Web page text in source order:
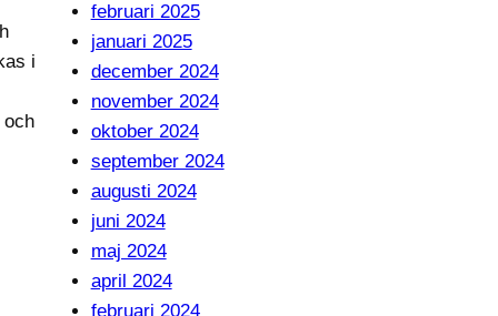
i
och
februari 2025
januari 2025
december 2024
november 2024
oktober 2024
september 2024
augusti 2024
juni 2024
maj 2024
april 2024
februari 2024